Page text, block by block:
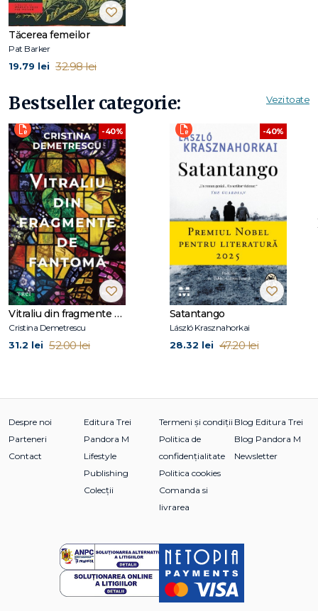
Tăcerea femeilor
Pat Barker
19.79 lei 32.98 lei
Bestseller categorie: Vezi toate
-40%
Vitraliu din fragmente de fantomă
Cristina Demetrescu
31.2 lei 52.00 lei
-40%
Satantango
László Krasznahorkai
28.32 lei 47.20 lei
Despre noi
Parteneri
Contact
Editura Trei
Pandora M
Lifestyle
Publishing
Colecții
Termeni și condiții
Politica de
confidențialitate
Politica cookies
Comanda si
livrarea
Blog Editura Trei
Blog Pandora M
Newsletter